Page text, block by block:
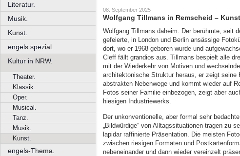
Literatur.
Musik.
Kunst.
engels spezial.
Kultur in NRW.
Theater.
Klassik.
Oper.
Musical.
Tanz.
Musik.
Kunst.
engels-Thema.
08. September 2025
Wolfgang Tillmans in Remscheid –
Wolfgang Tillmans daheim. Der berühmte, seit
gefeierte, in London und Berlin ansässige
dort, wo er 1968 geboren wurde und
Cleff fällt grandios aus. Tillmans bespielt alle
mit der Wiederkehr von Motiven und
architektonische Struktur heraus, er zeigt seine
abstrakten Nebenwege und kommt wieder auf
Fotos seiner Familie einbezogen, zeigt aber
hiesigen Industriewerks.
Der unkonventionelle, aber formal sehr
„Bildwürdige“ von Alltagssituationen tragen zu
lapidar raffinierte Präsentation. Die meisten
zwischen riesigen Formaten und
nebeneinander und dann wieder vereinzelt